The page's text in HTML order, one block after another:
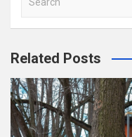
a
c
h
Related Posts